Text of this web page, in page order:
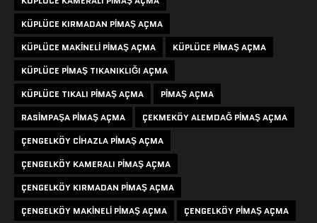
KÜPLÜCE KIRMADAN PIMAŞ AÇMA
KÜPLÜCE MAKINELI PIMAŞ AÇMA
KÜPLÜCE PIMAŞ AÇMA
KÜPLÜCE PIMAŞ TIKANIKLIĞI AÇMA
KÜPLÜCE TIKALI PIMAŞ AÇMA
PIMAŞ AÇMA
RASIMPAŞA PIMAŞ AÇMA
ÇEKMEKÖY ALEMDAĞ PIMAŞ AÇMA
ÇENGELKÖY CIHAZLA PIMAŞ AÇMA
ÇENGELKÖY KAMERALI PIMAŞ AÇMA
ÇENGELKÖY KIRMADAN PIMAŞ AÇMA
ÇENGELKÖY MAKINELI PIMAŞ AÇMA
ÇENGELKÖY PIMAŞ AÇMA